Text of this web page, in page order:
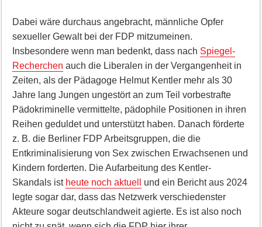
Dabei wäre durchaus angebracht, männliche Opfer
sexueller Gewalt bei der FDP mitzumeinen.
Insbesondere wenn man bedenkt, dass nach Spiegel-
Recherchen auch die Liberalen in der Vergangenheit in
Zeiten, als der Pädagoge Helmut Kentler mehr als 30
Jahre lang Jungen ungestört an zum Teil vorbestrafte
Pädokriminelle vermittelte, pädophile Positionen in ihren
Reihen geduldet und unterstützt haben. Danach förderte
z. B. die Berliner FDP Arbeitsgruppen, die die
Entkriminalisierung von Sex zwischen Erwachsenen und
Kindern forderten. Die Aufarbeitung des Kentler-
Skandals ist heute noch aktuell
und ein Bericht aus 2024
legte sogar dar, dass das Netzwerk verschiedenster
Akteure sogar deutschlandweit agierte. Es ist also noch